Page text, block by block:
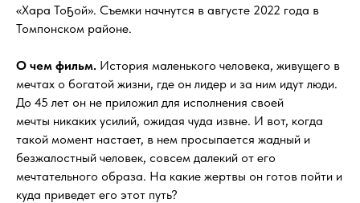
«Хара Тоҕой». Съемки начнутся в августе 2022 года в
Томпонском районе.
О чем фильм. История маленького человека, живущего в
мечтах о богатой жизни, где он лидер и за ним идут люди.
До 45 лет он не приложил для исполнения своей
мечты никаких усилий, ожидая чуда извне. И вот, когда
такой момент настает, в нем просыпается жадный и
безжалостный человек, совсем далекий от его
мечтательного образа. На какие жертвы он готов пойти и
куда приведет его этот путь?